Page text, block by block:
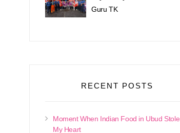
Guru TK
RECENT POSTS
Moment When Indian Food in Ubud Stole
My Heart